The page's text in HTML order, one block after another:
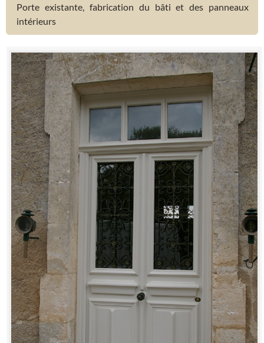
Porte existante, fabrication du bâti et des panneaux
intérieurs